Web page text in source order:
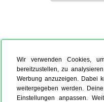
Wir verwenden Cookies,
bereitzustellen, zu
Werbung anzuzeigen. Dabei
weitergegeben werden.
Einstellungen anpassen.